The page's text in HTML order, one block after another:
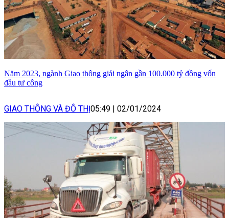
Năm 2023, ngành Giao thông giải ngân gần 100.000 tỷ đồng vốn
đầu tư công
GIAO THÔNG VÀ ĐÔ THỊ05:49 | 02/01/2024